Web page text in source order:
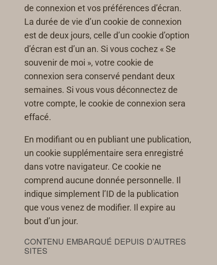
de connexion et vos préférences d’écran.
La durée de vie d’un cookie de connexion
est de deux jours, celle d’un cookie d’option
d’écran est d’un an. Si vous cochez « Se
souvenir de moi », votre cookie de
connexion sera conservé pendant deux
semaines. Si vous vous déconnectez de
votre compte, le cookie de connexion sera
effacé.
En modifiant ou en publiant une publication,
un cookie supplémentaire sera enregistré
dans votre navigateur. Ce cookie ne
comprend aucune donnée personnelle. Il
indique simplement l’ID de la publication
que vous venez de modifier. Il expire au
bout d’un jour.
CONTENU EMBARQUÉ DEPUIS D’AUTRES
SITES